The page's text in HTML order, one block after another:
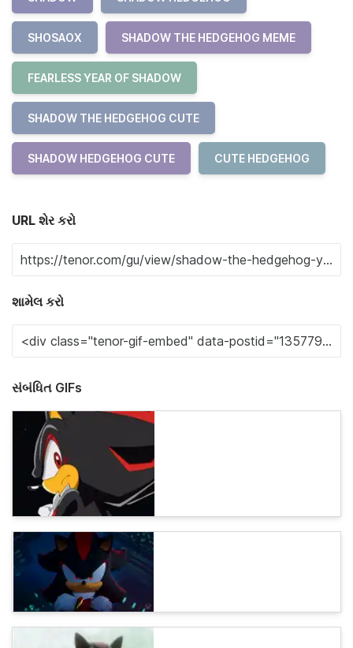
SHOSAOX SHADOW THE HEDGEHOG MEME
FEARLESS YEAR OF SHADOW
SHADOW THE HEDGEHOG CUTE
SHADOW HEDGEHOG CUTE CUTE HEDGEHOG
URL શેર કરો
શામેલ કરો
સંબંધિત GIFs